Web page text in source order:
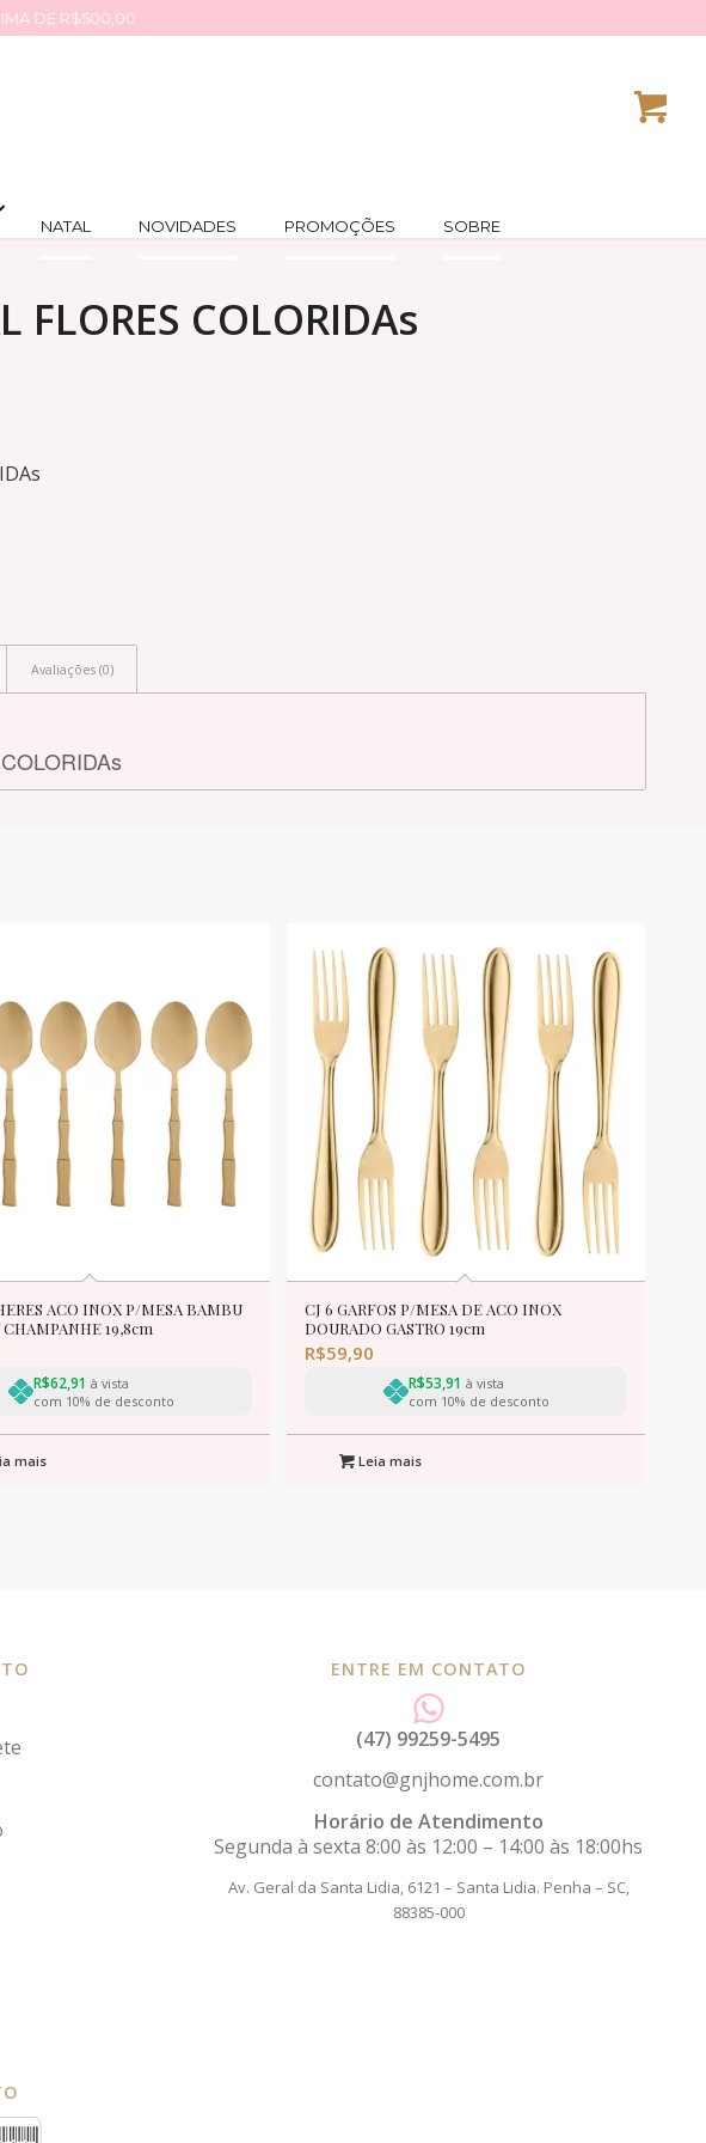
DE R$500,00
NATAL NOVIDADES PROMOÇÕES SOBRE
FLORES COLORIDAs
Avaliações (0)
ACO INOX P/MESA BAMBU
19,8cm
R$62,91 à vista
com 10% de desconto
mais
CJ 6 GARFOS P/MESA DE ACO INOX
DOURADO GASTRO 19cm
R$59,90
R$53,91 à vista
com 10% de desconto
Leia mais
ENTRE EM CONTATO
(47) 99259-5495
contato@gnjhome.com.br
Horário de Atendimento
Segunda à sexta 8:00 às 12:00 – 14:00 às 18:00hs
Av. Geral da Santa Lidia, 6121 – Santa Lidia. Penha – SC,
88385-000